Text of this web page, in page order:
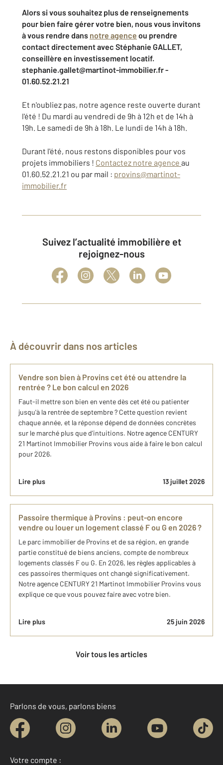
Alors si vous souhaitez plus de renseignements
pour bien faire gérer votre bien, nous vous invitons
à vous rendre dans notre agence ou prendre
contact directement avec Stéphanie GALLET,
conseillère en investissement locatif.
stephanie.gallet@martinot-immobilier.fr -
01.60.52.21.21
Et n'oubliez pas, notre agence reste ouverte durant
l'été ! Du mardi au vendredi de 9h à 12h et de 14h à
19h. Le samedi de 9h à 18h. Le lundi de 14h à 18h.
Durant l'été, nous restons disponibles pour vos
projets immobiliers ! Contactez notre agence au
01.60.52.21.21 ou par mail : provins@martinot-
immobilier.fr
Suivez l’actualité immobilière et
rejoignez-nous
À découvrir dans nos articles
Vendre son bien à Provins cet été ou attendre la
rentrée ? Le bon calcul en 2026
Faut-il mettre son bien en vente dès cet été ou patienter
jusqu'à la rentrée de septembre ? Cette question revient
chaque année, et la réponse dépend de données concrètes
sur le marché plus que d'intuitions. Notre agence CENTURY
21 Martinot Immobilier Provins vous aide à faire le bon calcul
pour 2026.
Lire plus 13 juillet 2026
Passoire thermique à Provins : peut-on encore
vendre ou louer un logement classé F ou G en 2026 ?
Le parc immobilier de Provins et de sa région, en grande
partie constitué de biens anciens, compte de nombreux
logements classés F ou G. En 2026, les règles applicables à
ces passoires thermiques ont changé significativement.
Notre agence CENTURY 21 Martinot Immobilier Provins vous
explique ce que vous pouvez faire avec votre bien.
Lire plus 25 juin 2026
Voir tous les articles
Parlons de vous, parlons biens
Votre compte :